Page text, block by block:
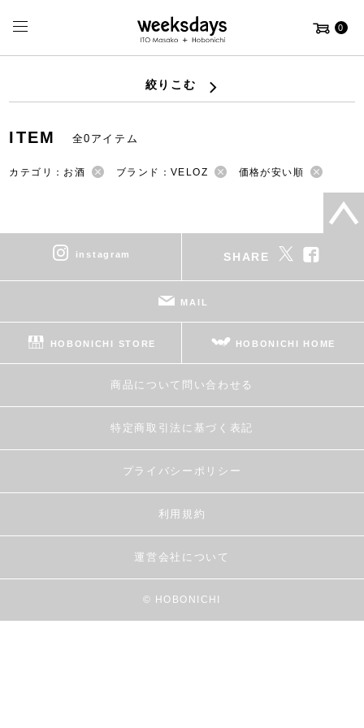
0
絞りこむ
ITEM 全0アイテム
カテゴリ：お酒 ブランド：VELOZ 価格が安い順
instagram SHARE
MAIL
HOBONICHI STORE HOBONICHI HOME
商品について問い合わせる
特定商取引法に基づく表記
プライバシーポリシー
利用規約
運営会社について
© HOBONICHI